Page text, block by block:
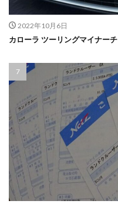
2022年10月6日
カローラ ツーリングマイナー